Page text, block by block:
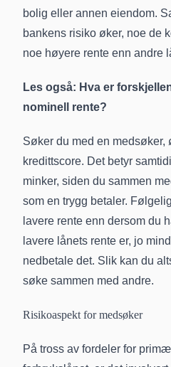
bolig eller annen eiendom.
bankens risiko øker, noe de
noe høyere rente enn andre
Les også: Hva er
nominell rente?
Søker du med en medsøker,
kredittscore. Det betyr
minker, siden du sammen
som en trygg betaler.
lavere rente enn dersom du
lavere lånets rente er, jo
nedbetale det. Slik kan du
søke sammen med andre.
Risikoaspekt for medsøker
På tross av fordeler for